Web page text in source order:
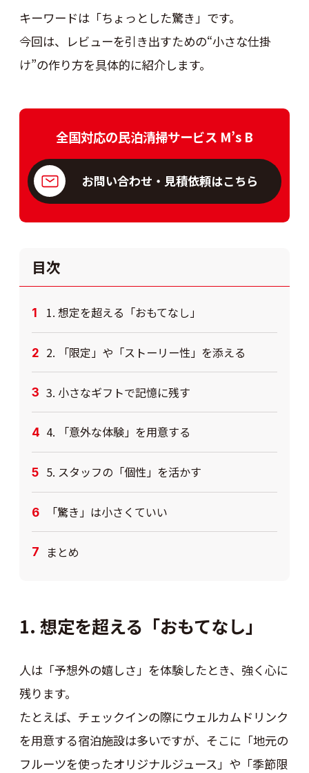
キーワードは「ちょっとした驚き」です。
今回は、レビューを引き出すための“小さな仕掛
け”の作り方を具体的に紹介します。
全国対応の民泊清掃サービス M’s B
お問い合わせ・見積依頼はこちら
目次
1. 想定を超える「おもてなし」
2. 「限定」や「ストーリー性」を添える
3. 小さなギフトで記憶に残す
4. 「意外な体験」を用意する
5. スタッフの「個性」を活かす
「驚き」は小さくていい
まとめ
1. 想定を超える「おもてなし」
人は「予想外の嬉しさ」を体験したとき、強く心に
残ります。
たとえば、チェックインの際にウェルカムドリンク
を用意する宿泊施設は多いですが、そこに「地元の
フルーツを使ったオリジナルジュース」や「季節限